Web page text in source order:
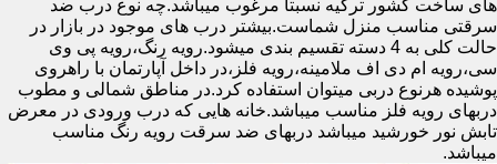
های ساخت کشور ترکیه نسبتا مرغوب میباشد.چه نوع درب ضد
سرقتی مناسب منزل شماست.بیشتر درب های موجود در بازار در
حالت کلی به 4 دسته تقسیم بندی میشود.رویه رنگ،رویه پی وی
سی،رویه ام دی اف ملامینه،رویه فلز،در داخل آپارتمان با راهروی
پوشیده هرنوع دربی میتوان استفاده کرد.در مناطق شمالی و مطوب
دربهای رویه فلز مناسب میباشد.خانه هایی که درب ورودی در معرض
تابش نور خورشید میباشد دربهای ضد سرقت رویه رنگ مناسب
میباشد.